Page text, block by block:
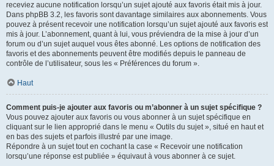
receviez aucune notification lorsqu’un sujet ajouté aux favoris était mis à jour.
Dans phpBB 3.2, les favoris sont davantage similaires aux abonnements. Vous
pouvez à présent recevoir une notification lorsqu’un sujet ajouté aux favoris est
mis à jour. L’abonnement, quant à lui, vous préviendra de la mise à jour d’un
forum ou d’un sujet auquel vous êtes abonné. Les options de notification des
favoris et des abonnements peuvent être modifiés depuis le panneau de
contrôle de l’utilisateur, sous les « Préférences du forum ».
Haut
Comment puis-je ajouter aux favoris ou m’abonner à un sujet spécifique ?
Vous pouvez ajouter aux favoris ou vous abonner à un sujet spécifique en
cliquant sur le lien approprié dans le menu « Outils du sujet », situé en haut et
en bas des sujets et parfois illustré par une image.
Répondre à un sujet tout en cochant la case « Recevoir une notification
lorsqu’une réponse est publiée » équivaut à vous abonner à ce sujet.